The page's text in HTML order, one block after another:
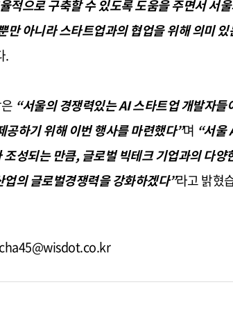
적으로 구축할 수 있도록 도움을 주면서 서
만 아니라 스타트업과의 협업을 위해 의미
.
“서울의 경쟁력있는AI스타트업 개발자들
공하기 위해 이번 행사를 마련했다”며 “서울
조성되는 만큼,글로벌 빅테크 기업과의 다양
업의 글로벌경쟁력을 강화하겠다”라고 밝혔